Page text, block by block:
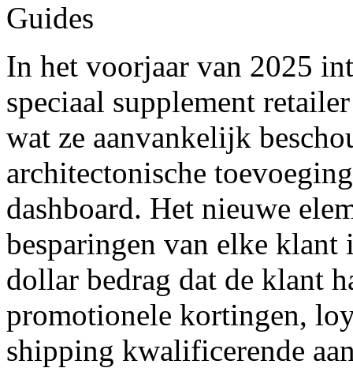
Guides
In het voorjaar van 2025
speciaal supplement
wat ze aanvankelijk
architectonische
dashboard. Het nieuwe
besparingen van elke
dollar bedrag dat de klant
promotionele kortingen,
shipping kwalificerende